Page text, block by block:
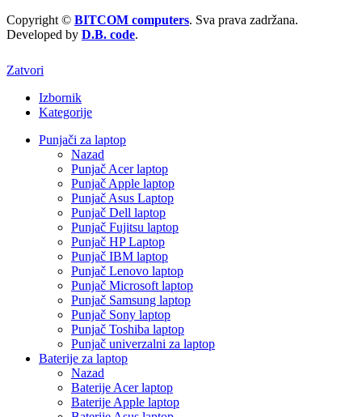
Copyright © BITCOM computers. Sva prava zadržana.
Developed by D.B. code.
Zatvori
Izbornik
Kategorije
Punjači za laptop
Nazad
Punjač Acer laptop
Punjač Apple laptop
Punjač Asus Laptop
Punjač Dell laptop
Punjač Fujitsu laptop
Punjač HP Laptop
Punjač IBM laptop
Punjač Lenovo laptop
Punjač Microsoft laptop
Punjač Samsung laptop
Punjač Sony laptop
Punjač Toshiba laptop
Punjač univerzalni za laptop
Baterije za laptop
Nazad
Baterije Acer laptop
Baterije Apple laptop